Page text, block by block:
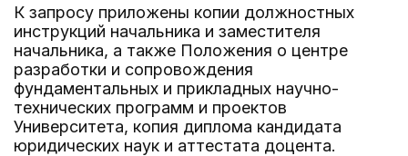
К запросу приложены копии должностных
инструкций начальника и заместителя
начальника, а также Положения о центре
разработки и сопровождения
фундаментальных и прикладных научно-
технических программ и проектов
Университета, копия диплома кандидата
юридических наук и аттестата доцента.